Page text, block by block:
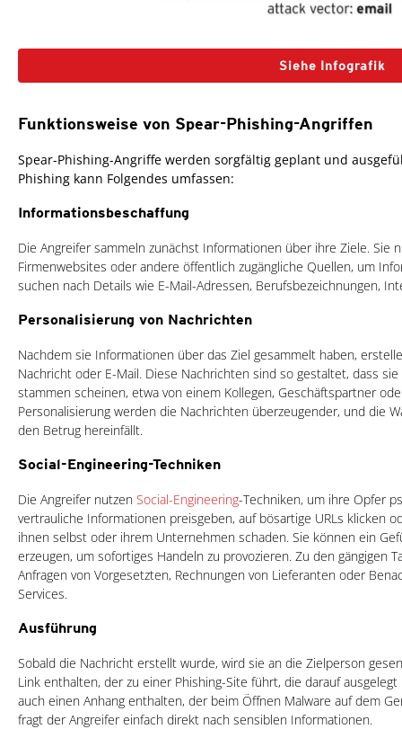
Siehe Infografik
Funktionsweise von Spear-Phishing-Angriffen
Spear-Phishing-Angriffe werden sorgfältig geplant und
Phishing kann Folgendes umfassen:
Informationsbeschaffung
Die Angreifer sammeln zunächst Informationen über ihre Ziele. Sie
Firmenwebsites oder andere öffentlich zugängliche Quellen, um
suchen nach Details wie E-Mail-Adressen, Berufsbezeichnungen,
Personalisierung von Nachrichten
Nachdem sie Informationen über das Ziel gesammelt haben,
Nachricht oder E-Mail. Diese Nachrichten sind so gestaltet, dass
stammen scheinen, etwa von einem Kollegen, Geschäftspartner
Personalisierung werden die Nachrichten überzeugender, und die
den Betrug hereinfällt.
Social-Engineering-Techniken
Die Angreifer nutzen Social-Engineering-Techniken, um ihre Opfer
vertrauliche Informationen preisgeben, auf bösartige URLs klicken
ihnen selbst oder ihrem Unternehmen schaden. Sie können ein
erzeugen, um sofortiges Handeln zu provozieren. Zu den gängigen
Anfragen von Vorgesetzten, Rechnungen von Lieferanten oder
Services.
Ausführung
Sobald die Nachricht erstellt wurde, wird sie an die Zielperson
Link enthalten, der zu einer Phishing-Site führt, die darauf
auch einen Anhang enthalten, der beim Öffnen Malware auf dem
fragt der Angreifer einfach direkt nach sensiblen Informationen.